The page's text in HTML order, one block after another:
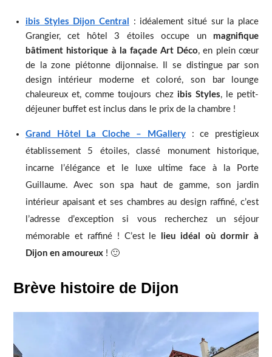
ibis Styles Dijon Central
: idéalement situé sur la place
Grangier, cet hôtel 3 étoiles occupe un magnifique
bâtiment historique à la façade Art Déco, en plein cœur
de la zone piétonne dijonnaise. Il se distingue par son
design intérieur moderne et coloré, son bar lounge
chaleureux et, comme toujours chez ibis Styles, le petit-
déjeuner buffet est inclus dans le prix de la chambre !
Grand Hôtel La Cloche – MGallery: ce prestigieux
établissement 5 étoiles, classé monument historique,
incarne l’élégance et le luxe ultime face à la Porte
Guillaume. Avec son spa haut de gamme, son jardin
intérieur apaisant et ses chambres au design raffiné, c’est
l’adresse d’exception si vous recherchez un séjour
mémorable et raffiné ! C’est le
lieu idéal où dormir à
Dijon en amoureux! 🙂
Brève histoire de Dijon